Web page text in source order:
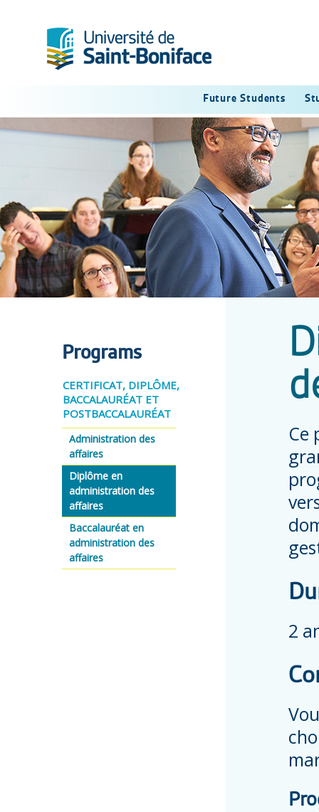
Future Students
Ce
2
Programs
CERTIFICAT, DIPLÔME,
BACCALAURÉAT ET
POSTBACCALAURÉAT
Administration des
affaires
Diplôme en
administration des
affaires
Baccalauréat en
administration des
affaires